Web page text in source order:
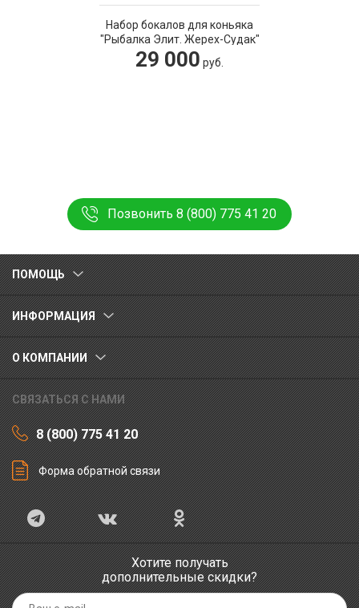
Набор бокалов для коньяка
"Рыбалка Элит. Жерех-Судак"
29 000 руб.
Позвонить 8 (800) 775 41 20
ПОМОЩЬ
ИНФОРМАЦИЯ
О КОМПАНИИ
СВЯЗАТЬСЯ С НАМИ
8 (800) 775 41 20
Форма обратной связи
Хотите получать
дополнительные скидки?